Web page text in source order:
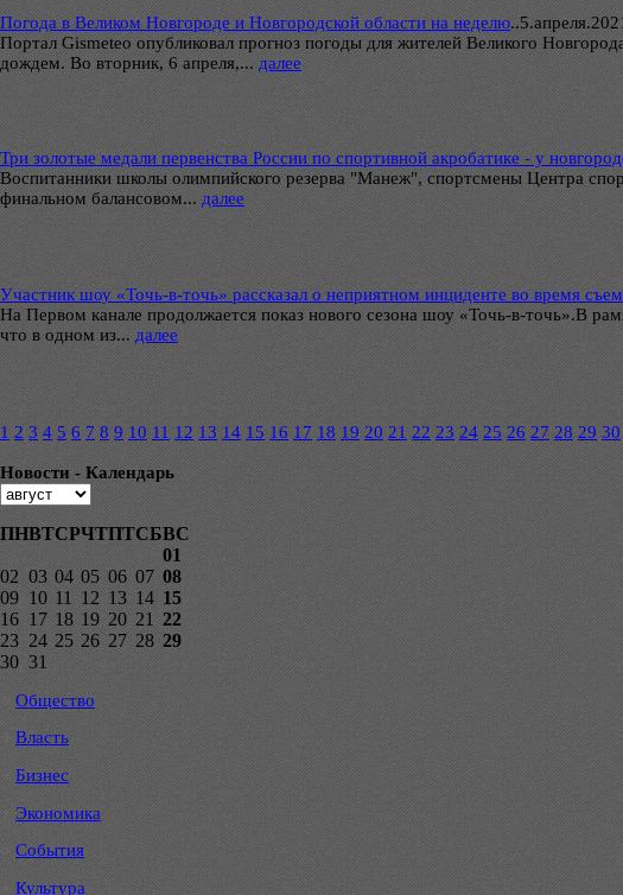
Погода в Великом Новгороде и Новгородской области на неделю..
Портал Gismeteo опубликовал прогноз погоды для жителей Великого
дождем. Во вторник, 6 апреля,... далее
Три золотые медали первенства России по спортивной акробатике - у
Воспитанники школы олимпийского резерва "Манеж", спортсмены Центра
финальном балансовом... далее
Участник шоу «Точь-в-точь» рассказал о неприятном инциденте во время
На Первом канале продолжается показ нового сезона шоу «Точь-в-точь».В
что в одном из... далее
1 2 3 4 5 6 7 8 9 10 11 12 13 14 15 16 17 18 19 20 21 22 23 24 25 26 27 28 29 30
Новости - Календарь
ПНВТСРЧТПТСБВС
01
02 03 04 05 06 07 08
09 10 11 12 13 14 15
16 17 18 19 20 21
22
23 24 25 26 27 28 29
30 31
Общество
Власть
Бизнес
Экономика
События
Культура